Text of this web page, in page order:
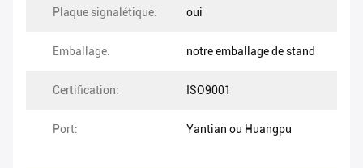
Plaque signalétique: oui
Emballage: notre emballage de stand
Certification: ISO9001
Port: Yantian ou Huangpu